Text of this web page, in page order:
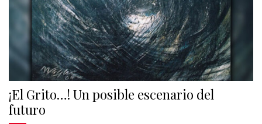
¡El Grito…! Un posible escenario del
futuro